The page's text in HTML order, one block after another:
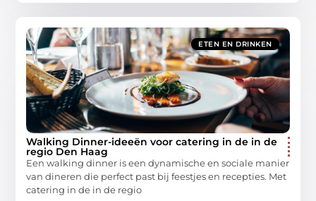
ETEN EN DRINKEN
Walking Dinner-ideeën voor catering in de in de
regio Den Haag
Een walking dinner is een dynamische en sociale manier
van dineren die perfect past bij feestjes en recepties. Met
catering in de in de regio